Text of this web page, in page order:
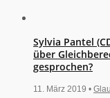
Sylvia Pantel
über
gesprochen?
11. März 2019 •